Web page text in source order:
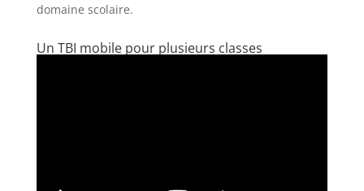
domaine scolaire.
Un TBI mobile pour plusieurs classes